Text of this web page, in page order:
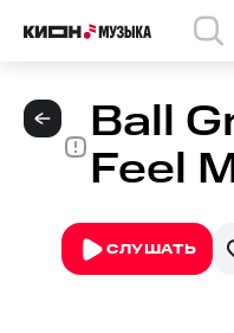
Ball
Feel
СЛУШАТЬ